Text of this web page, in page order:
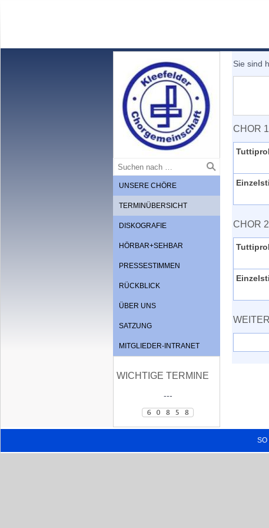
UNSERE CHÖRE
TERMINÜBERSICHT
DISKOGRAFIE
HÖRBAR+SEHBAR
PRESSESTIMMEN
RÜCKBLICK
ÜBER UNS
SATZUNG
MITGLIEDER-INTRANET
WICHTIGE TERMINE
---
Sie sind
CHOR
CHOR
SO